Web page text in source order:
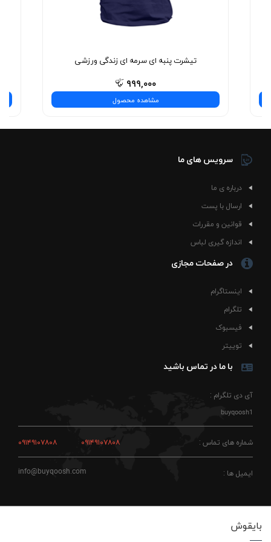
راحتی و رضایت روی لب‌های شما بنشاند. این فقط یک تیشرت
نیست—یه تجربه‌ی شیک و بی‌نظیره! همین حالا انتخاب
تیشرت پنبه ای سرمه ای زندگی ورزشی
۹۹۹,۰۰۰
مشاهده محصول
سرویس های ما
درباره ی ما
ارسال با پست
قوانین و مقررات
اندازه گیری لباس
در صفحات مجازی
اینستاگرام
تلگرام
فیسبوک
توییتر
با ما در تماس باشید
آی دی تلگرام :
buyqoosh1
شماره های تماس : ۰۹۱۴۹۱۰۷۸۰۸ ۰۹۱۴۹۱۰۷۸۰۸
ایمیل ها : info@buyqoosh.com
بایقوش